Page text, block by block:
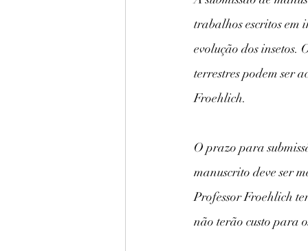
trabalhos escritos em
evolução dos insetos.
terrestres podem ser
Froehlich.
O prazo para
manuscrito deve ser
Professor Froehlich
não terão custo para